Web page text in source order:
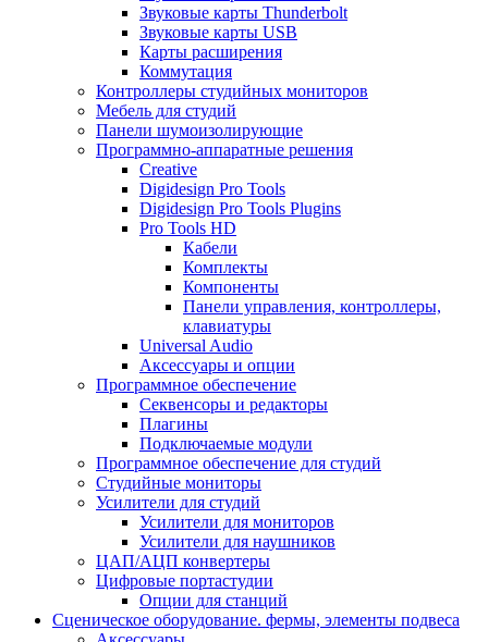
Звуковые карты Thunderbolt
Звуковые карты USB
Карты расширения
Коммутация
Контроллеры студийных мониторов
Мебель для студий
Панели шумоизолирующие
Программно-аппаратные решения
Creative
Digidesign Pro Tools
Digidesign Pro Tools Plugins
Pro Tools HD
Кабели
Комплекты
Компоненты
Панели управления, контроллеры,
клавиатуры
Universal Audio
Аксессуары и опции
Программное обеспечение
Cеквенсоры и редакторы
Плагины
Подключаемые модули
Программное обеспечение для студий
Студийные мониторы
Усилители для студий
Усилители для мониторов
Усилители для наушников
ЦАП/АЦП конвертеры
Цифровые портастудии
Опции для станций
Сценическое оборудование. фермы, элементы подвеса